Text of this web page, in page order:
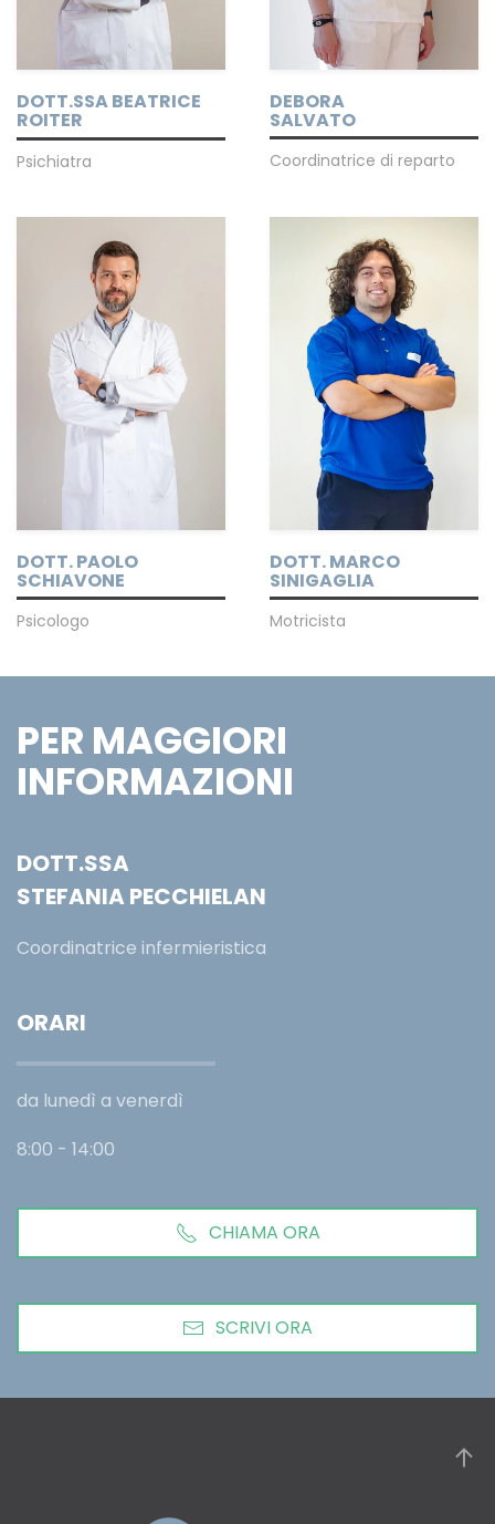
DOTT.SSA BEATRICE
ROITER
Psichiatra
DEBORA
SALVATO
Coordinatrice di reparto
DOTT. PAOLO
SCHIAVONE
Psicologo
DOTT. MARCO
SINIGAGLIA
Motricista
PER MAGGIORI
INFORMAZIONI
DOTT.SSA
STEFANIA PECCHIELAN
Coordinatrice infermieristica
ORARI
da lunedì a venerdì
8:00 - 14:00
CHIAMA ORA
SCRIVI ORA